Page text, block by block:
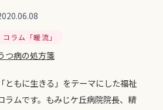
コラム「暖流」
つ病の処方箋
「ともに生きる」をテーマにした福祉
ラムです。もみじケ丘病院院長、精